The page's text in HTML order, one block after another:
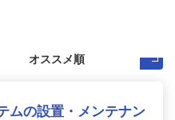
ムの設置・メンテナン